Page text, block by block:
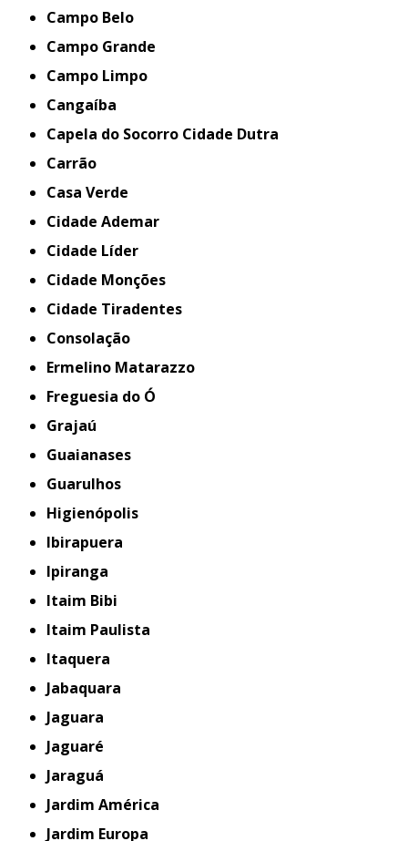
Campo Belo
Campo Grande
Campo Limpo
Cangaíba
Capela do Socorro Cidade Dutra
Carrão
Casa Verde
Cidade Ademar
Cidade Líder
Cidade Monções
Cidade Tiradentes
Consolação
Ermelino Matarazzo
Freguesia do Ó
Grajaú
Guaianases
Guarulhos
Higienópolis
Ibirapuera
Ipiranga
Itaim Bibi
Itaim Paulista
Itaquera
Jabaquara
Jaguara
Jaguaré
Jaraguá
Jardim América
Jardim Europa